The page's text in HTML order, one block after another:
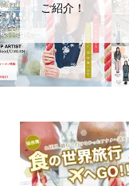
ご紹介！